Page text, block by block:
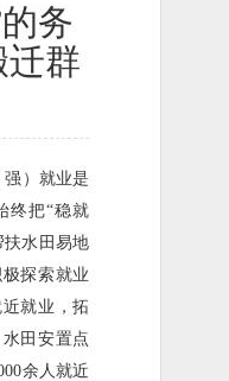
务
迁群
）就业是
终把“稳就
扶水田易地
探索就业
就业，拓
田安置点
余人就近